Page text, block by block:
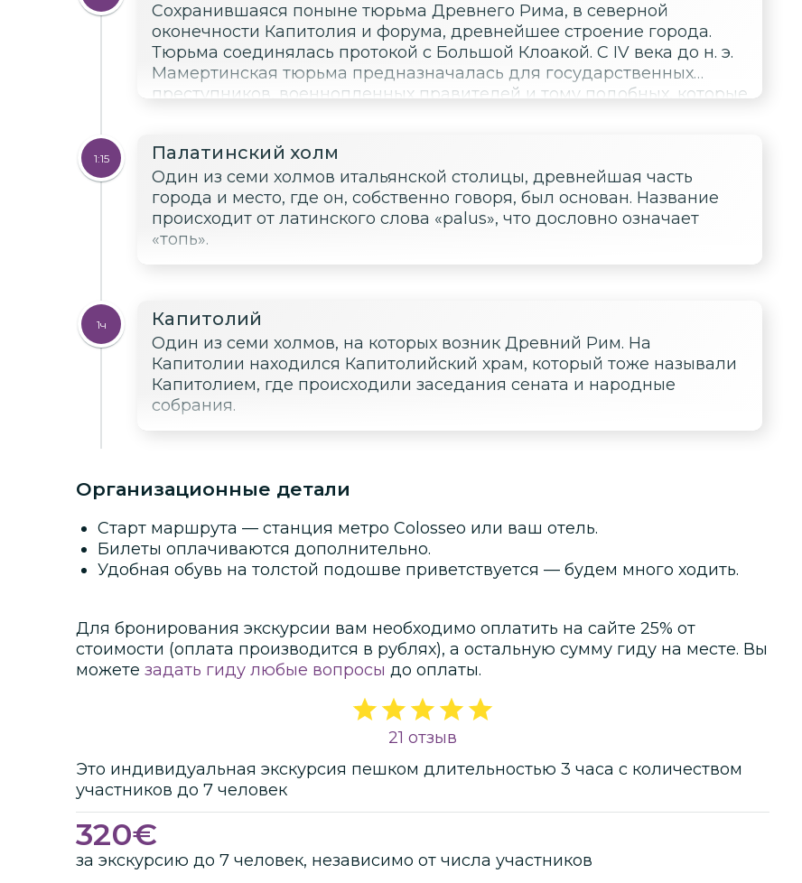
Сохранившаяся поныне тюрьма Древнего Рима, в северной
оконечности Капитолия и форума, древнейшее строение города.
Тюрьма соединялась протокой с Большой Клоакой. C IV века до н. э.
Мамертинская тюрьма предназначалась для государственных
преступников, военнопленных правителей и тому подобных, которые
1:15 Палатинский холм
Один из семи холмов итальянской столицы, древнейшая часть
города и место, где он, собственно говоря, был основан. Название
происходит от латинского слова «palus», что дословно означает
«топь».
1ч Капитолий
Один из семи холмов, на которых возник Древний Рим. На
Капитолии находился Капитолийский храм, который тоже называли
Капитолием, где происходили заседания сената и народные
собрания.
Организационные детали
Старт маршрута — станция метро Colosseo или ваш отель.
Билеты оплачиваются дополнительно.
Удобная обувь на толстой подошве приветствуется — будем много ходить.
Для бронирования экскурсии вам необходимо оплатить на сайте 25% от
стоимости (оплата производится в рублях), а остальную сумму гиду на месте. Вы
можете задать гиду любые вопросы до оплаты.
21 отзыв
Это индивидуальная экскурсия пешком длительностью 3 часа с количеством
участников до 7 человек
320€
за экскурсию до 7 человек, независимо от числа участников